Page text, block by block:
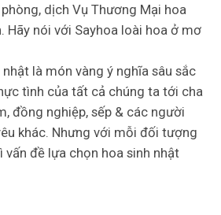
dịch Vụ Thương Mại hoa
Hãy nói với Sayhoa loài hoa ở mơ
là món vàng ý nghĩa sâu sắc
tình của tất cả chúng ta tới cha
đồng nghiệp, sếp & các người
khác. Nhưng với mỗi đối tượng
vấn đề lựa chọn hoa sinh nhật